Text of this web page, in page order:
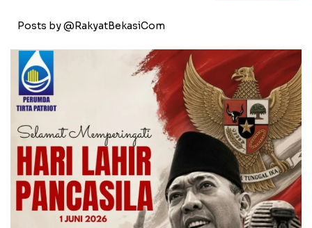
Posts by @RakyatBekasiCom